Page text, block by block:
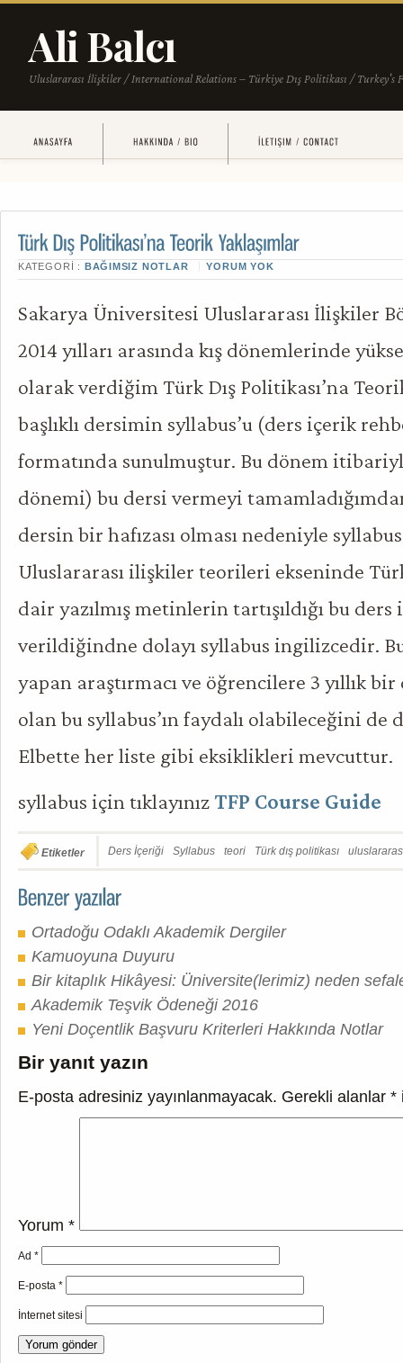
KATEGORI : BAĞIMSIZ NOTLAR YORUM YOK
Sakarya Üniversitesi Uluslararası İlişkiler
2014 yılları arasında kış dönemlerinde
olarak verdiğim Türk Dış Politikası’na
başlıklı dersimin syllabus’u (ders içerik
formatında sunulmuştur. Bu dönem
dönemi) bu dersi vermeyi
dersin bir hafızası olması nedeniyle
Uluslararası ilişkiler teorileri ekseninde
dair yazılmış metinlerin tartışıldığı bu
verildiğindne dolayı syllabus ingilizcedir.
yapan araştırmacı ve öğrencilere 3 yıllık bir
olan bu syllabus’ın faydalı olabileceğini de
Elbette her liste gibi eksiklikleri mevcuttur.
syllabus için tıklayınız TFP Course Guide
Etiketler Ders İçeriği Syllabus teori Türk dış politikası
Ortadoğu Odaklı Akademik Dergiler
Kamuoyuna Duyuru
Bir kitaplık Hikâyesi: Üniversite(lerimiz) neden
Akademik Teşvik Ödeneği 2016
Yeni Doçentlik Başvuru Kriterleri Hakkında Notlar
Bir yanıt yazın
E-posta adresiniz yayınlanmayacak. Gerekli alanlar *
Yorum *
Ad *
E-posta *
İnternet sitesi